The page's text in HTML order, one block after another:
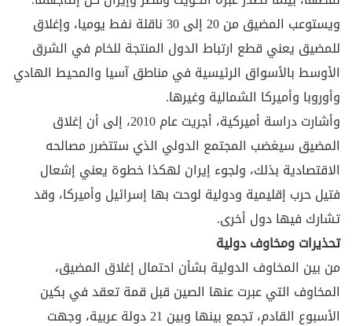
ويستوعب المضيق من 20 إلى 30 ناقلة نفط يوميا، وإغلاق
للمضيق يعني قطع ارتباط الدول المنتجة للخام في الشرق
الأوسط بالأسواق الرئيسية في مناطق آسيا والمحيط الهادي
وأوروبا وأميركا الشمالية وغيرها.
وأشارت دراسة أميركية، أجريت عام 2010، إلى أن إغلاق
المضيق سيغضب المجتمع الدولي الذي ستتضرر مصالحه
الاقتصادية بذلك، ولجوء إيران لهكذا خطوة يعني إشعال
فتيل حرب إقليمية ودولية لوحت بها إسرائيل وأميركا، وقد
تشارك فيها دول أخرى.
تحذيرات ومخاوف دولية
من بين المخاوف الدولية بشأن احتمال إغلاق المضيق،
المخاوف التي عبرت عنها الصين قبل قمة تعقد في بكين
الأسبوع القادم، تجمع بينها وبين 21 دولة عربية، وجهت